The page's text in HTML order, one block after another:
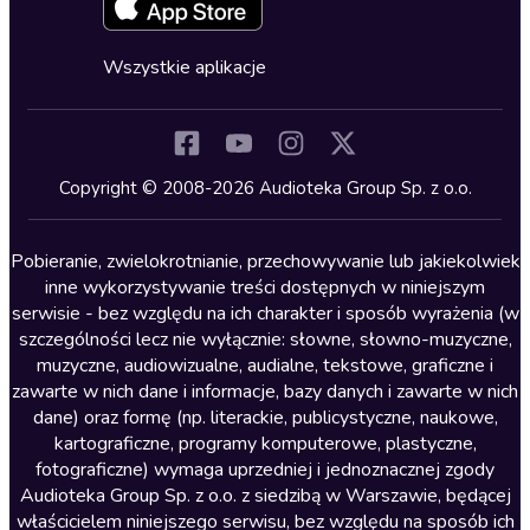
Kryminały
Lektury szkolne
Literatura anglojęzyczna
Literatura faktu
Literatura obyczajowa
Literatura piękna obca
Literatura piękna polska
Nagrania relaksacyjne
Nauka języków
Cykle audiobooków
Wszystkie aplikacje
Copyright © 2008-2026 Audioteka Group Sp. z o.o.
Pobieranie, zwielokrotnianie, przechowywanie lub jakiekolwiek
inne wykorzystywanie treści dostępnych w niniejszym
serwisie - bez względu na ich charakter i sposób wyrażenia (w
szczególności lecz nie wyłącznie: słowne, słowno-muzyczne,
muzyczne, audiowizualne, audialne, tekstowe, graficzne i
zawarte w nich dane i informacje, bazy danych i zawarte w nich
dane) oraz formę (np. literackie, publicystyczne, naukowe,
kartograficzne, programy komputerowe, plastyczne,
fotograficzne) wymaga uprzedniej i jednoznacznej zgody
Audioteka Group Sp. z o.o. z siedzibą w Warszawie, będącej
właścicielem niniejszego serwisu, bez względu na sposób ich